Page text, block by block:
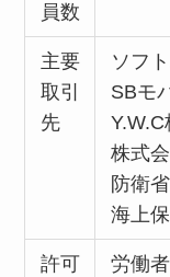
員数
主要
取引
先
ソフ
SBモ
株式
防衛省
海上
許可 労働